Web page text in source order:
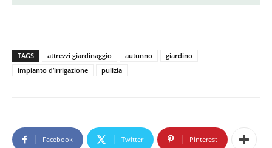
TAGS attrezzi giardinaggio autunno
giardino
impianto d’irrigazione
pulizia
Facebook Twitter Pinterest